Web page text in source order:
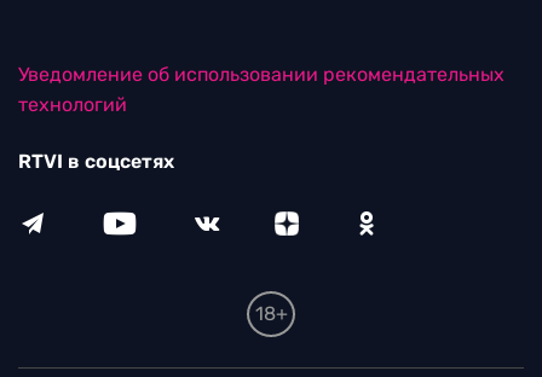
Уведомление об использовании рекомендательных
технологий
RTVI в соцсетях
18+